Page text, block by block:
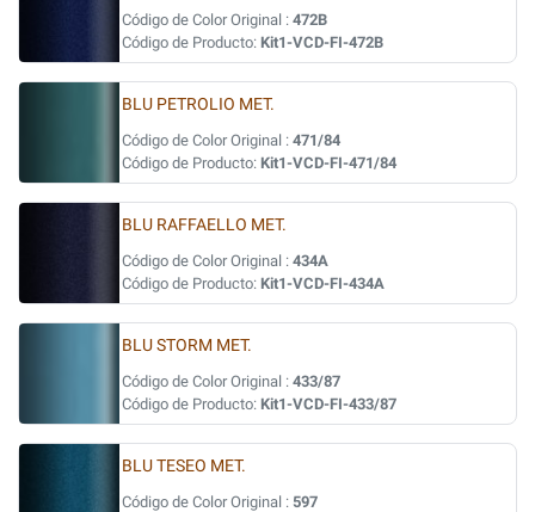
Código de Color Original : 472B
Código de Producto: Kit1-VCD-FI-472B
BLU PETROLIO MET.
Código de Color Original : 471/84
Código de Producto: Kit1-VCD-FI-471/84
BLU RAFFAELLO MET.
Código de Color Original : 434A
Código de Producto: Kit1-VCD-FI-434A
BLU STORM MET.
Código de Color Original : 433/87
Código de Producto: Kit1-VCD-FI-433/87
BLU TESEO MET.
Código de Color Original : 597